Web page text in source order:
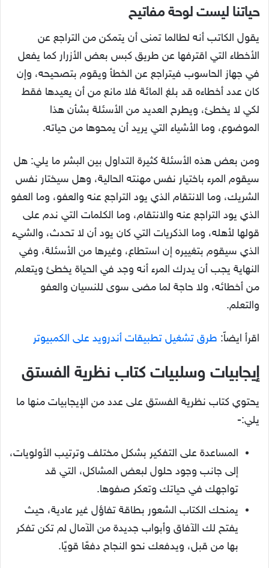
حياتنا ليست لوحة مفاتيح
يقول الكاتب أنه لطالما تمنى أن يتمكن من التراجع عن
الأخطاء التي اقترفها عن طريق كبس بعض الأزرار كما يفعل
في جهاز الحاسوب فيتراجع عن الخطأ ويقوم بتصحيحه، وإن
كان عدد أخطاءه قد بلغ المائة فلا مانع من أن يعيدها فقط
لكي لا يخطئ، ويطرح العديد من الأسئلة بشأن هذا
الموضوع، وما الأشياء التي يريد أن يمحوها من حياته.
ومن بعض هذه الأسئلة كثيرة التداول بين البشر ما يلي: هل
سيقوم المرء باختيار نفس مهنته الحالية، وهل سيختار نفس
الشريك، وما الانتقام الذي يود التراجع عنه والعفو، وما العفو
الذي يود التراجع عنه والانتقام، وما الكلمات التي ندم على
قولها لأهله، وما الذكريات التي كان يود أن لا تحدث، والشيء
الذي سيقوم بتغييره إن استطاع، وغيرها من الأسئلة، وفي
النهاية يجب أن يدرك المرء أنه وجد في الحياة يخطئ ويتعلم
من أخطائه، ولا حاجة لما مضى سوى للنسيان والعفو
والتعلم.
اقرأ ايضاً: طرق تشغيل تطبيقات أندرويد على الكمبيوتر
إيجابيات وسلبيات كتاب نظرية الفستق
يحتوي كتاب نظرية الفستق على عدد من الإيجابيات منها ما
يلي:-
المساعدة على التفكير بشكل مختلف وترتيب الأولويات،
إلى جانب وجود حلول لبعض المشاكل، التي قد
تواجهك في حياتك وتعكر صفوها.
يمنحك الكتاب الشعور بطاقة تفاؤل غير عادية، حيث
يفتح لك الآفاق وأبواب جديدة من الآمال لم تكن تفكر
بها من قبل، ويدفعك نحو النجاح دفعًا قويًا.